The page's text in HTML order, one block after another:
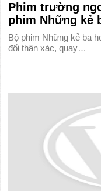
Phim trường
phim Những kẻ
Bộ phim Những kẻ ba
đổi thân xác, quay…